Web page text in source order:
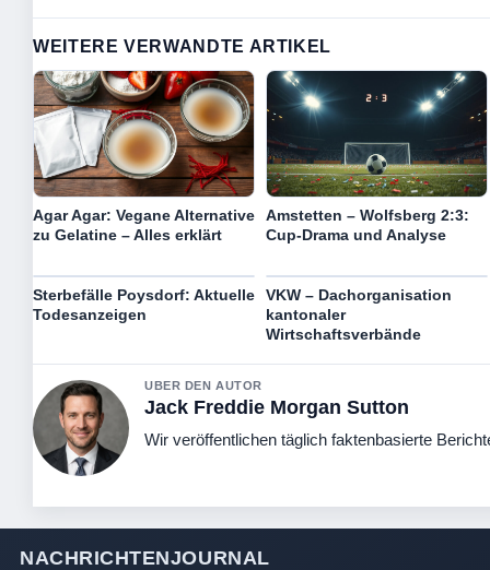
WEITERE VERWANDTE ARTIKEL
Agar Agar: Vegane Alternative
zu Gelatine – Alles erklärt
Amstetten – Wolfsberg 2:3:
Cup-Drama und Analyse
Sterbefälle Poysdorf: Aktuelle
Todesanzeigen
VKW – Dachorganisation
kantonaler
Wirtschaftsverbände
UBER DEN AUTOR
Jack Freddie Morgan Sutton
Wir veröffentlichen täglich faktenbasierte
NACHRICHTENJOURNAL